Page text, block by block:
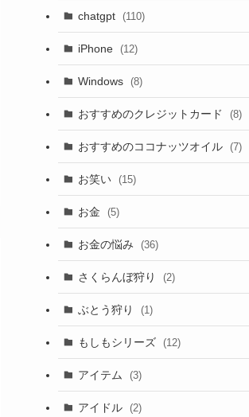
chatgpt (110)
iPhone (12)
Windows (8)
おすすめのクレジットカード (8)
おすすめのココナッツオイル (7)
お笑い (15)
お金 (5)
お金の悩み (36)
さくらんぼ狩り (2)
ぶとう狩り (1)
もしもシリーズ (12)
アイテム (3)
アイドル (2)